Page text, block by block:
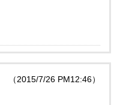
（2015/7/26 PM12:46）